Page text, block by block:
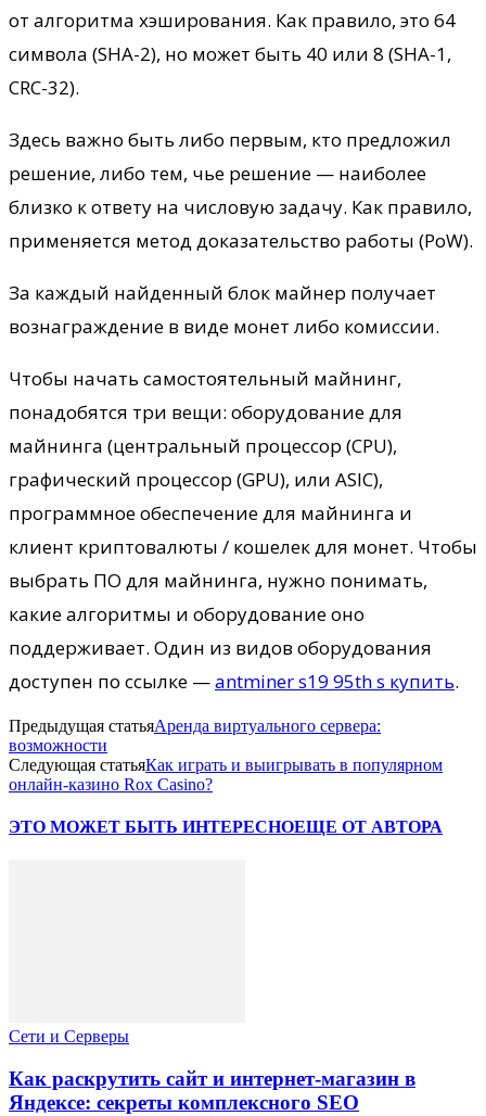
от алгоритма хэширования. Как правило, это 64
символа (SHA-2), но может быть 40 или 8 (SHA-1,
CRC-32).
Здесь важно быть либо первым, кто предложил
решение, либо тем, чье решение — наиболее
близко к ответу на числовую задачу. Как правило,
применяется метод доказательство работы (PoW).
За каждый найденный блок майнер получает
вознаграждение в виде монет либо комиссии.
Чтобы начать самостоятельный майнинг,
понадобятся три вещи: оборудование для
майнинга (центральный процессор (CPU),
графический процессор (GPU), или ASIC),
программное обеспечение для майнинга и
клиент криптовалюты / кошелек для монет. Чтобы
выбрать ПО для майнинга, нужно понимать,
какие алгоритмы и оборудование оно
поддерживает. Один из видов оборудования
доступен по ссылке —antminer s19 95th s купить.
Предыдущая статьяАренда виртуального сервера:
возможности
Следующая статьяКак играть и выигрывать в популярном
онлайн-казино Rox Casino?
ЭТО МОЖЕТ БЫТЬ ИНТЕРЕСНОЕЩЕ ОТ АВТОРА
Сети и Серверы
Как раскрутить сайт и интернет-магазин в
Яндексе: секреты комплексного SEO